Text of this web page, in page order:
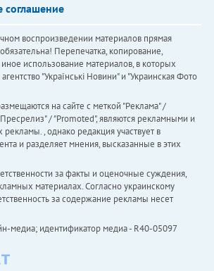
соглашение
воспроизведении материалов прямая
Перепечатка, копирование,
использование материалов, в которых
"Українськi Новини" и "Украинская Фото
на сайте с меткой "Реклама" /
/ "Promoted", являются рекламными и
рекламы. , однако редакция участвует в
и разделяет мнения, высказанные в этих
за факты и оценочные суждения,
материалах. Согласно украинскому
за содержание рекламы несет
медиа; идентификатор медиа - R40-05097